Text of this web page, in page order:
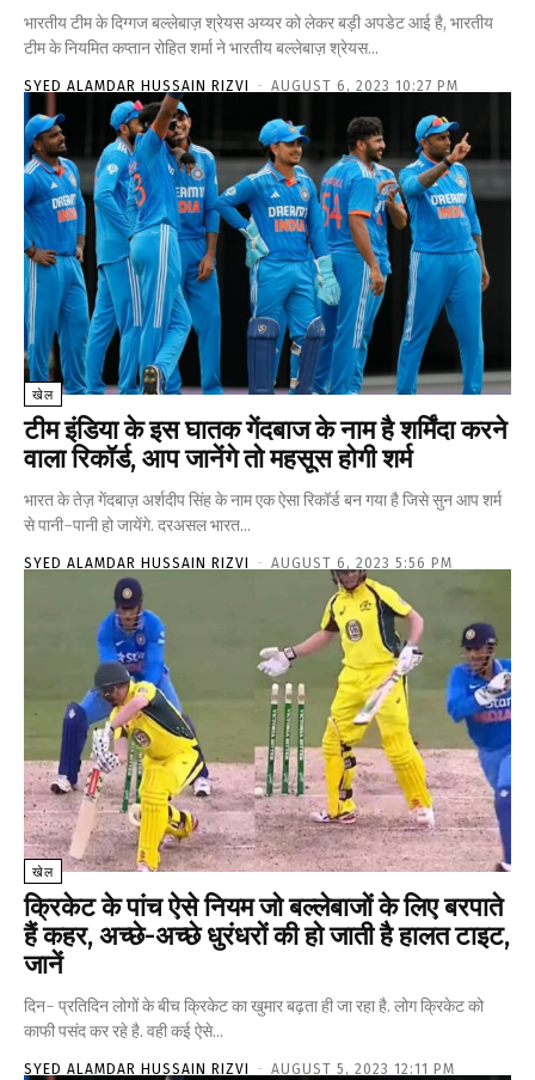
भारतीय टीम के दिग्गज बल्लेबाज़ श्रेयस अय्यर को लेकर बड़ी अपडेट आई है, भारतीय
टीम के नियमित कप्तान रोहित शर्मा ने भारतीय बल्लेबाज़ श्रेयस...
SYED ALAMDAR HUSSAIN RIZVI - AUGUST 6, 2023 10:27 PM
खेल
टीम इंडिया के इस घातक गेंदबाज के नाम है शर्मिंदा करने
वाला रिकॉर्ड, आप जानेंगे तो महसूस होगी शर्म
भारत के तेज़ गेंदबाज़ अर्शदीप सिंह के नाम एक ऐसा रिकॉर्ड बन गया है जिसे सुन आप शर्म
से पानी-पानी हो जायेंगे. दरअसल भारत...
SYED ALAMDAR HUSSAIN RIZVI - AUGUST 6, 2023 5:56 PM
खेल
क्रिकेट के पांच ऐसे नियम जो बल्लेबाजों के लिए बरपाते
हैं कहर, अच्छे-अच्छे धुरंधरों की हो जाती है हालत टाइट,
जानें
दिन- प्रतिदिन लोगों के बीच क्रिकेट का खुमार बढ़ता ही जा रहा है. लोग क्रिकेट को
काफी पसंद कर रहे है. वही कई ऐसे...
SYED ALAMDAR HUSSAIN RIZVI - AUGUST 5, 2023 12:11 PM